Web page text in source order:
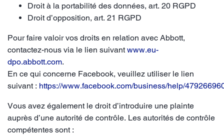
Droit à la portabilité des données, art. 20 RGPD
Droit d’opposition, art. 21 RGPD
Pour faire valoir vos droits en relation avec Abbott,
contactez-nous via le lien suivantwww.eu-
dpo.abbott.com.
En ce qui concerne Facebook, veuillez utiliser le lien
suivant : https://www.facebook.com/business/help/
Vous avez également le droit d’introduire une plainte
auprès d’une autorité de contrôle. Les autorités de contrôle
compétentes sont :